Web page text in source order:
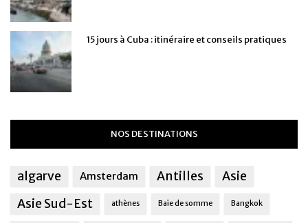
15 jours à Cuba : itinéraire et conseils pratiques
NOS DESTINATIONS
algarve Amsterdam Antilles
Asie
Asie Sud-Est
athènes Baie de somme Bangkok